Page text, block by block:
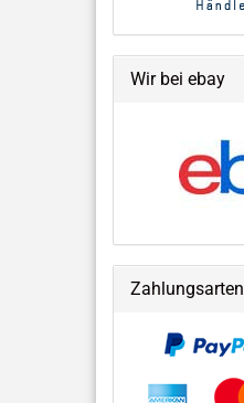
Wir bei ebay
Zahlungsarten